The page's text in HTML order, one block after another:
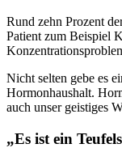
Rund zehn Prozent
Patient zum Beispiel
Nicht selten gebe es
Hormonhaushalt.
auch unser geistiges
„Es ist ein